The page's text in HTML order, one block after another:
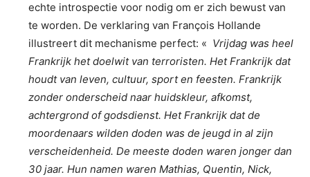
echte introspectie voor nodig om er zich bewust van
te worden. De verklaring van François Hollande
illustreert dit mechanisme perfect: « Vrijdag was heel
Frankrijk het doelwit van terroristen. Het Frankrijk dat
houdt van leven, cultuur, sport en feesten. Frankrijk
zonder onderscheid naar huidskleur, afkomst,
achtergrond of godsdienst. Het Frankrijk dat de
moordenaars wilden doden was de jeugd in al zijn
verscheidenheid. De meeste doden waren jonger dan
30 jaar. Hun namen waren Mathias, Quentin, Nick,